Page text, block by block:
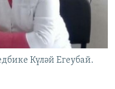
Күләй Егеубай.